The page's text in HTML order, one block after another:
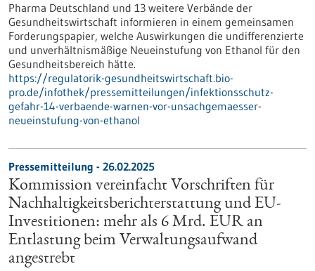
Pharma Deutschland und 13 weitere Verbände der
Gesundheitswirtschaft informieren in einem gemeinsamen
Forderungspapier, welche Auswirkungen die undifferenzierte
und unverhältnismäßige Neueinstufung von Ethanol für den
Gesundheitsbereich hätte.
https://regulatorik-gesundheitswirtschaft.bio-
pro.de/infothek/pressemitteilungen/infektionsschutz-
gefahr-14-verbaende-warnen-vor-unsachgemaesser-
neueinstufung-von-ethanol
Pressemitteilung - 26.02.2025
Kommission vereinfacht Vorschriften für
Nachhaltigkeitsberichterstattung und EU-
Investitionen: mehr als 6 Mrd. EUR an
Entlastung beim Verwaltungsaufwand
angestrebt